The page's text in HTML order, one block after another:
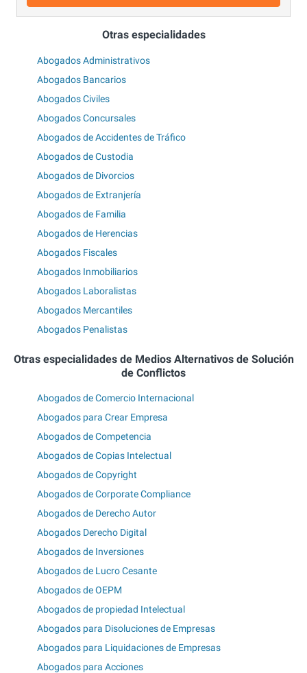
Otras especialidades
Abogados Administrativos
Abogados Bancarios
Abogados Civiles
Abogados Concursales
Abogados de Accidentes de Tráfico
Abogados de Custodia
Abogados de Divorcios
Abogados de Extranjería
Abogados de Familia
Abogados de Herencias
Abogados Fiscales
Abogados Inmobiliarios
Abogados Laboralistas
Abogados Mercantiles
Abogados Penalistas
Otras especialidades de Medios Alternativos de Solución
de Conflictos
Abogados de Comercio Internacional
Abogados para Crear Empresa
Abogados de Competencia
Abogados de Copias Intelectual
Abogados de Copyright
Abogados de Corporate Compliance
Abogados de Derecho Autor
Abogados Derecho Digital
Abogados de Inversiones
Abogados de Lucro Cesante
Abogados de OEPM
Abogados de propiedad Intelectual
Abogados para Disoluciones de Empresas
Abogados para Liquidaciones de Empresas
Abogados para Acciones